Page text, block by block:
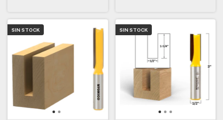
SIN STOCK SIN STOCK